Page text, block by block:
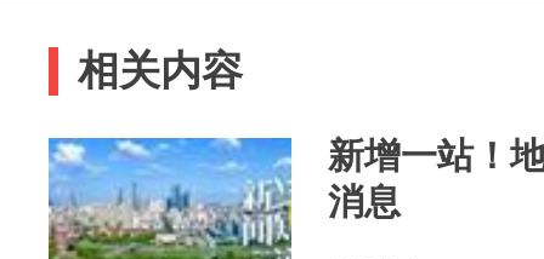
相关内容
新增一站！
消息